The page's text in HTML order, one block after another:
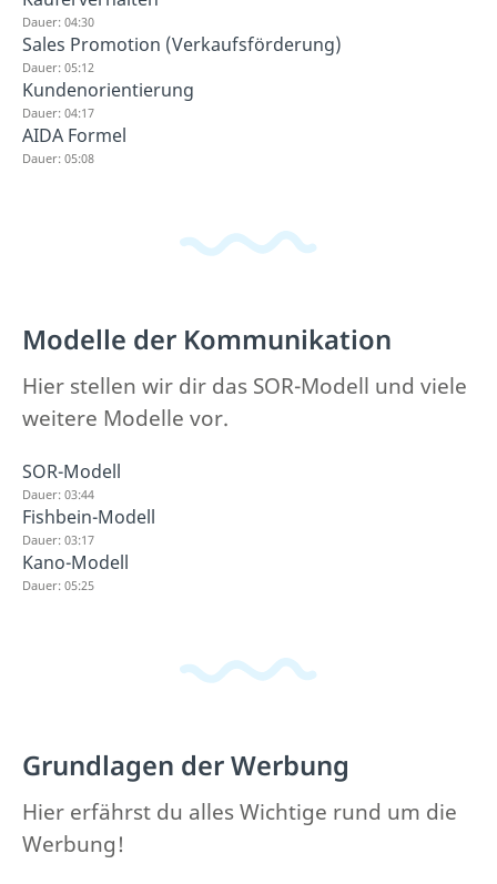
Dauer: 04:30
Sales Promotion (Verkaufsförderung)
Dauer: 05:12
Kundenorientierung
Dauer: 04:17
AIDA Formel
Dauer: 05:08
Modelle der Kommunikation
Hier stellen wir dir das SOR-Modell und viele
weitere Modelle vor.
SOR-Modell
Dauer: 03:44
Fishbein-Modell
Dauer: 03:17
Kano-Modell
Dauer: 05:25
Grundlagen der Werbung
Hier erfährst du alles Wichtige rund um die
Werbung!